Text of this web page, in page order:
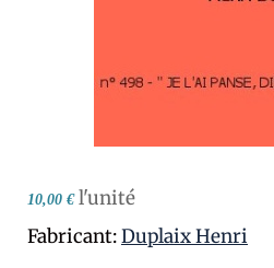
10,00 € l'unité
Fabricant:Duplaix Henri